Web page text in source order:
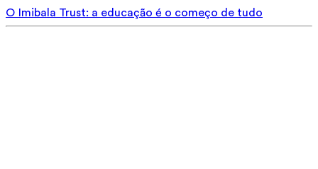
O Imibala Trust: a educação é o começo de tudo